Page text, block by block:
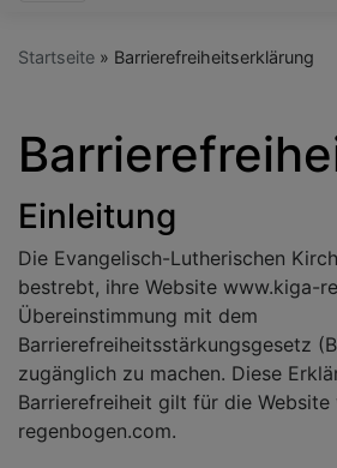
Startseite Barrierefreiheitserklärung
Einleitung
Die Evangelisch-Lutherischen
bestrebt, ihre Website www.kiga-
Übereinstimmung mit dem
Barrierefreiheitsstärkungsgesetz
zugänglich zu machen. Diese
Barrierefreiheit gilt für die Website
regenbogen.com.